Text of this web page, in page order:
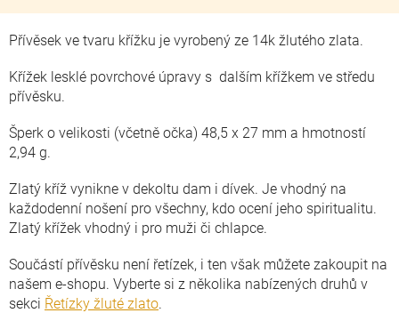
Přívěsek ve tvaru křížku je vyrobený ze 14k žlutého zlata.
Křížek lesklé povrchové úpravy s dalším křížkem ve středu
přívěsku.
Šperk o velikosti (včetně očka) 48,5 x 27 mm a hmotností
2,94 g.
Zlatý kříž vynikne v dekoltu dam i dívek. Je vhodný na
každodenní nošení pro všechny, kdo ocení jeho spiritualitu.
Zlatý křížek vhodný i pro muži či chlapce.
Součástí přívěsku není řetízek, i ten však můžete zakoupit na
našem e-shopu. Vyberte si z několika nabízených druhů v
sekci Řetízky žluté zlato.